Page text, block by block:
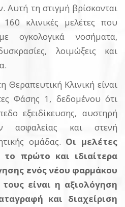
Αυτή τη στιγμή βρίσκονται
κλινικές μελέτες που
ογκολογικά νοσήματα,
λοιμώξεις και
Θεραπευτική Κλινική είναι
Φάσης 1, δεδομένου ότι
εξειδίκευσης, αυστηρή
ασφαλείας και στενή
ομάδας. Οι μελέτες
πρώτο και ιδιαίτερα
ενός νέου φαρμάκου
είναι η αξιολόγηση
και διαχείριση